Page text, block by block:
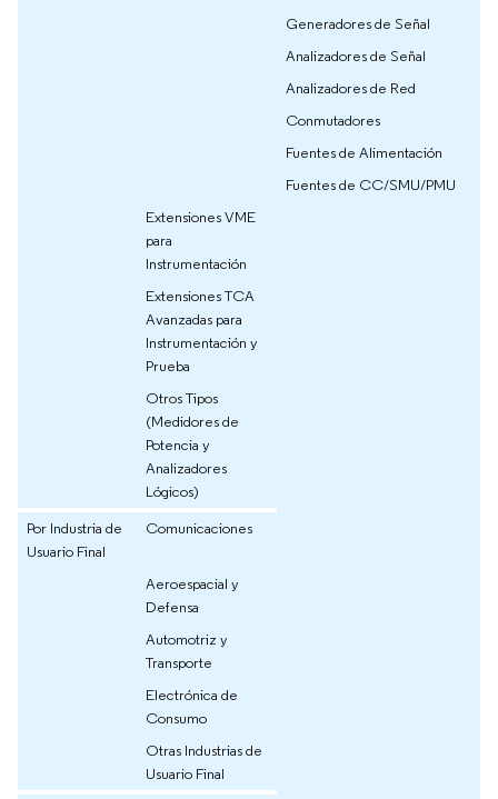
Generadores de Señal
Analizadores de Señal
Analizadores de Red
Conmutadores
Fuentes de Alimentación
Fuentes de CC/SMU/PMU
Extensiones VME
para
Instrumentación
Extensiones TCA
Avanzadas para
Instrumentación y
Prueba
Otros Tipos
(Medidores de
Potencia y
Analizadores
Lógicos)
Por Industria de
Usuario Final
Comunicaciones
Aeroespacial y
Defensa
Automotriz y
Transporte
Electrónica de
Consumo
Otras Industrias de
Usuario Final